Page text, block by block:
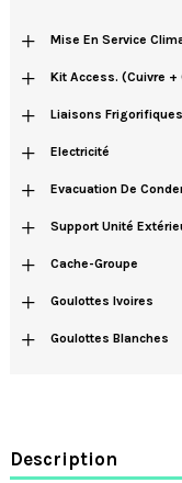
+ Mise En Service
+ Kit Access. (cuivre
+ Liaisons Frigorifiques
+ Electricité
+ Evacuation De
+ Support Unité
+ Cache-Groupe
+ Goulottes Ivoires
+ Goulottes Blanches
Description